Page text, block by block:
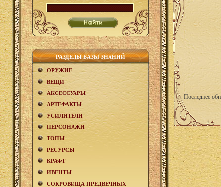
РАЗДЕЛЫ БАЗЫ ЗНАНИЙ
ОРУЖИЕ
ВЕЩИ
АКCЕСCУАРЫ
АРТЕФАКТЫ
УСИЛИТЕЛИ
ПЕРСОНАЖИ
ТОПЫ
РЕСУРСЫ
КРАФТ
ИВЕНТЫ
СОКРОВИЩА ПРЕДВЕЧНЫХ
Последнее